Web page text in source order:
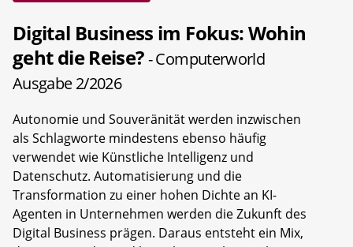
Digital Business im Fokus: Wohin
geht die Reise?- Computerworld
Ausgabe 2/2026
Autonomie und Souveränität werden inzwischen
als Schlagworte mindestens ebenso häufig
verwendet wie Künstliche Intelligenz und
Datenschutz. Automatisierung und die
Transformation zu einer hohen Dichte an KI-
Agenten in Unternehmen werden die Zukunft des
Digital Business prägen. Daraus entsteht ein Mix,